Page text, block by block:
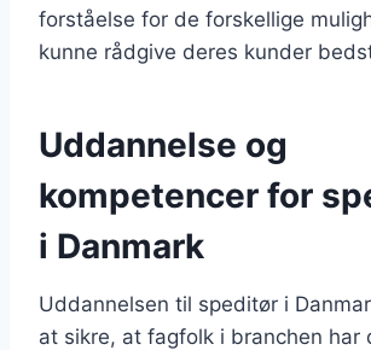
forståelse for de forskellige
kunne rådgive deres kunder
Uddannelse og
kompetencer for
i Danmark
Uddannelsen til speditør i
at sikre, at fagfolk i branchen har